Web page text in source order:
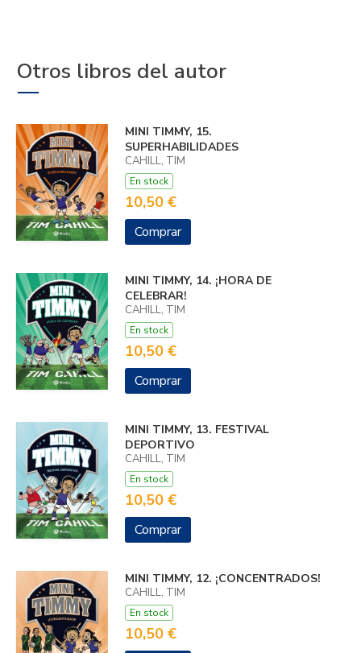
Otros libros del autor
MINI TIMMY, 15.
SUPERHABILIDADES
CAHILL, TIM
En stock
10,50 €
Comprar
MINI TIMMY, 14. ¡HORA DE
CELEBRAR!
CAHILL, TIM
En stock
10,50 €
Comprar
MINI TIMMY, 13. FESTIVAL
DEPORTIVO
CAHILL, TIM
En stock
10,50 €
Comprar
MINI TIMMY, 12. ¡CONCENTRADOS!
CAHILL, TIM
En stock
10,50 €